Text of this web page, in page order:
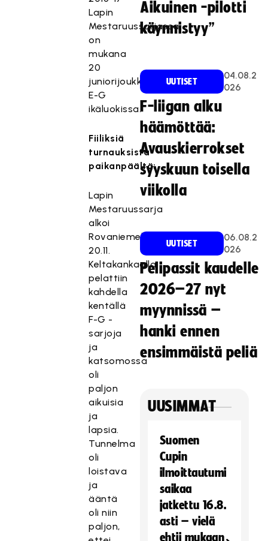
Lapin
Mestaruussarjassa
on
mukana
20
juniorijoukkuetta
E-G
ikäluokissa.
Fiiliksiä
turnauksista
paikanpäältä:
Lapin
Mestaruussarja
alkoi
Rovaniemellä
20.11.
Keltakankaalla
pelattiin
kahdella
kentällä
F-G -
sarjoja
ja
katsomossa
oli
paljon
aikuisia
ja
lapsia.
Tunnelma
oli
loistava
ja
ääntä
oli niin
paljon,
Aikuinen -pilotti
käynnistyy”
UUTISET
04.08.2
026
F-liigan alku
häämöttää:
Avauskierrokset
syyskuun toisella
viikolla
UUTISET
06.08.2
026
Pelipassit kaudelle
2026–27 nyt
myynnissä –
hanki ennen
ensimmäistä peliä
UUSIMMAT
Suomen
Cupin
ilmoittautumi
saikaa
jatkettu 16.8.
asti – vielä
ehtii mukaan